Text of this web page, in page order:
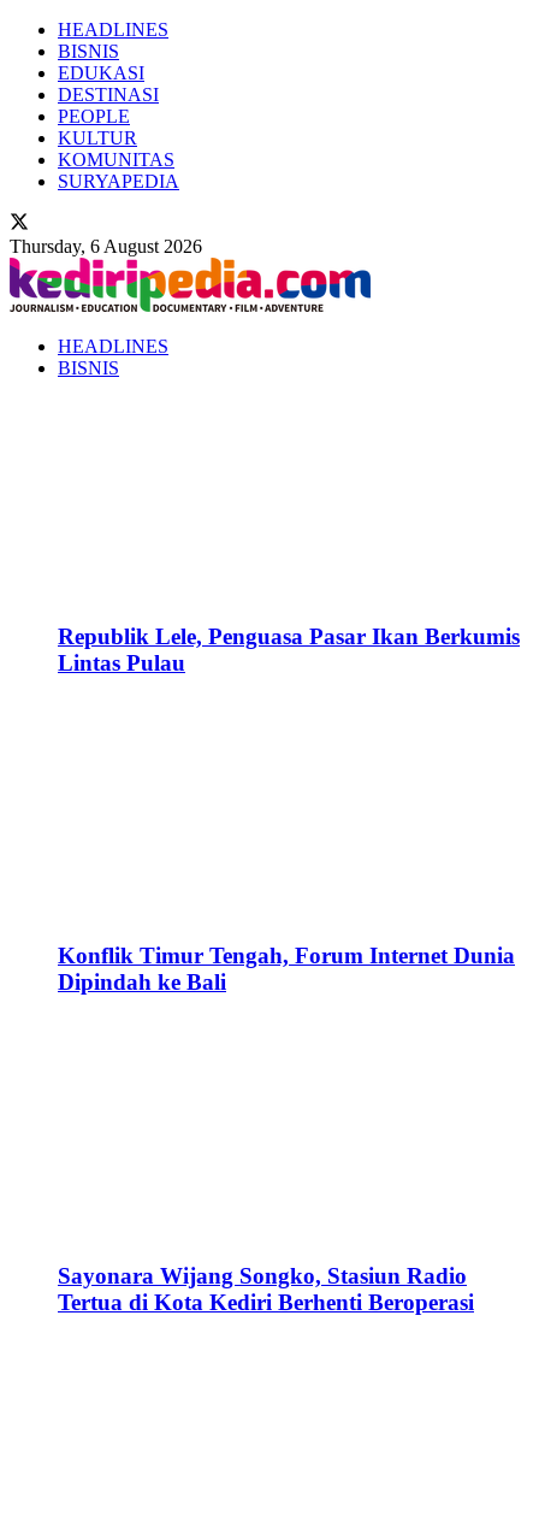
HEADLINES
BISNIS
EDUKASI
DESTINASI
PEOPLE
KULTUR
KOMUNITAS
SURYAPEDIA
Thursday, 6 August 2026
HEADLINES
BISNIS
Republik Lele, Penguasa Pasar Ikan Berkumis
Lintas Pulau
Konflik Timur Tengah, Forum Internet Dunia
Dipindah ke Bali
Sayonara Wijang Songko, Stasiun Radio
Tertua di Kota Kediri Berhenti Beroperasi